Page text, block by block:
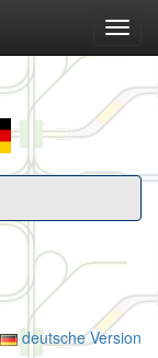
ein-/
deutsche Version